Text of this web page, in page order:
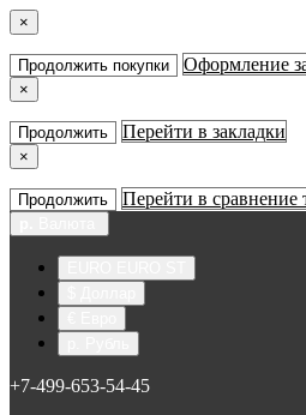
×
Продолжить покупки Оформление
×
Продолжить Перейти в закладки
×
Продолжить Перейти в сравнение
+7-499-653-54-45